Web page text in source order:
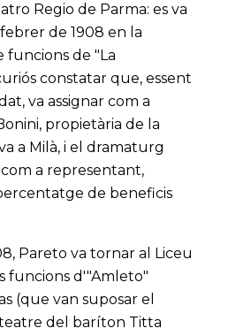
Regio de Parma: es va
de 1908 en la
funcions de "La
constatar que, essent
va assignar com a
propietària de la
a Milà, i el dramaturg
a representant,
de beneficis
Pareto va tornar al Liceu
funcions d'"Amleto"
(que van suposar el
del baríton Titta